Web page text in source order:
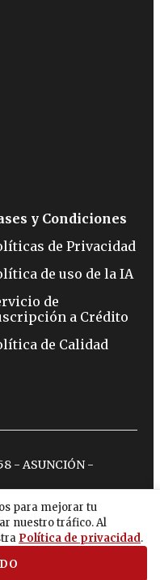
para mejorar tu
nuestro tráfico. Al
Política de privacidad.
y Condiciones
de Privacidad
de uso de la IA
de
a Crédito
de Calidad
- ASUNCIÓN -
spotify